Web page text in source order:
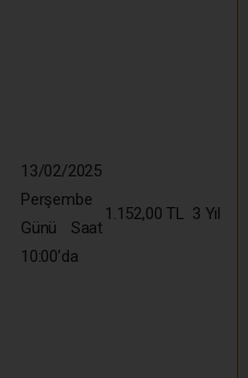
13/02/2025
Perşembe
Günü Saat
10:00’da
1.152,00 TL 3 Yıl